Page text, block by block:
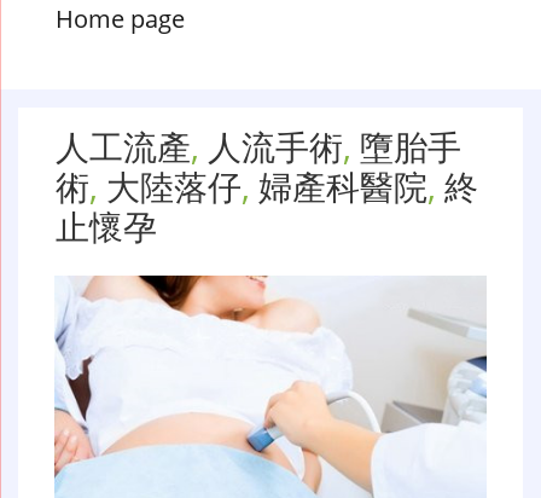
Home page
人工流產, 人流手術, 墮胎手
術, 大陸落仔, 婦產科醫院, 終
止懷孕